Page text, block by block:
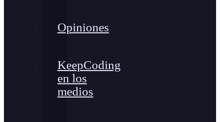
Opiniones
KeepCoding
en los
medios